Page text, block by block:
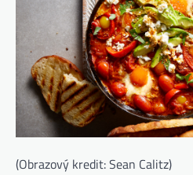
(Obrazový kredit: Sean Calitz)